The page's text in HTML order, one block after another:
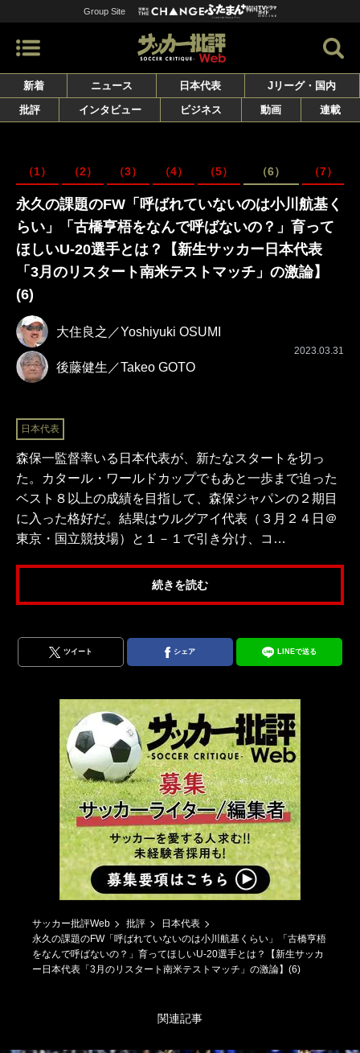
Group Site
新着 ニュース 日本代表
Jリーグ・国内
批評
インタビュー ビジネス 動画 連載
（1） （2） （3） （4） （5） （6） （7）
永久の課題のFW「呼ばれていないのは小川航基く
らい」「古橋亨梧をなんで呼ばないの？」育って
ほしいU-20選手とは？【新生サッカー日本代表
「3月のリスタート南米テストマッチ」の激論】
(6)
大住良之／Yoshiyuki OSUMI
後藤健生／Takeo GOTO
2023.03.31
日本代表
森保一監督率いる日本代表が、新たなスタートを切っ
た。カタール・ワールドカップでもあと一歩まで迫った
ベスト８以上の成績を目指して、森保ジャパンの２期目
に入った格好だ。結果はウルグアイ代表（３月２４日＠
東京・国立競技場）と１－１で引き分け、コ…
続きを読む
ツイート シェア LINEで送る
サッカー批評Web 批評
日本代表
永久の課題のFW「呼ばれていないのは小川航基くらい」「古橋亨梧
をなんで呼ばないの？」育ってほしいU-20選手とは？【新生サッカ
ー日本代表「3月のリスタート南米テストマッチ」の激論】(6)
関連記事